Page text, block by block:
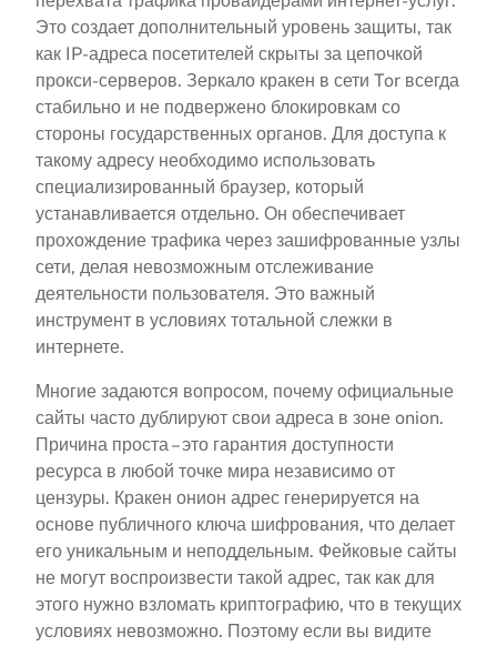
Это создает дополнительный уровень защиты, так
как IP-адреса посетителей скрыты за цепочкой
прокси-серверов. Зеркало кракен в сети Tor всегда
стабильно и не подвержено блокировкам со
стороны государственных органов. Для доступа к
такому адресу необходимо использовать
специализированный браузер, который
устанавливается отдельно. Он обеспечивает
прохождение трафика через зашифрованные узлы
сети, делая невозможным отслеживание
деятельности пользователя. Это важный
инструмент в условиях тотальной слежки в
интернете.
Многие задаются вопросом, почему официальные
сайты часто дублируют свои адреса в зоне onion.
Причина проста – это гарантия доступности
ресурса в любой точке мира независимо от
цензуры. Кракен онион адрес генерируется на
основе публичного ключа шифрования, что делает
его уникальным и неподдельным. Фейковые сайты
не могут воспроизвести такой адрес, так как для
этого нужно взломать криптографию, что в текущих
условиях невозможно. Поэтому если вы видите